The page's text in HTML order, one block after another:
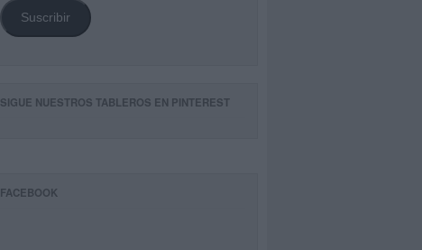
Suscribir
SIGUE NUESTROS TABLEROS EN PINTEREST
FACEBOOK